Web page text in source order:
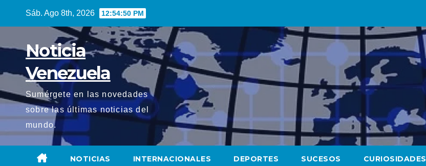
Sáb. Ago 8th, 2026 12:54:52 PM
Noticia
Venezuela
Sumérgete en las novedades
sobre las últimas noticias del
mundo.
NOTICIAS INTERNACIONALES DEPORTES SUCESOS CURIOSIDADES